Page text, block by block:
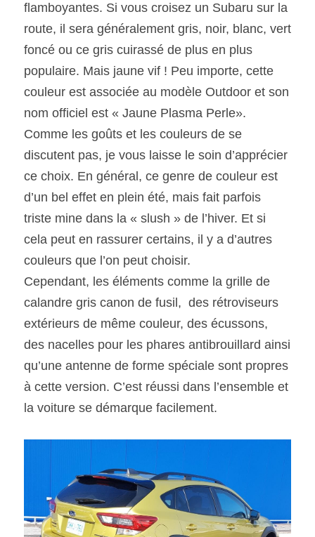
flamboyantes. Si vous croisez un Subaru sur la
route, il sera généralement gris, noir, blanc, vert
foncé ou ce gris cuirassé de plus en plus
populaire. Mais jaune vif ! Peu importe, cette
couleur est associée au modèle Outdoor et son
nom officiel est « Jaune Plasma Perle».
Comme les goûts et les couleurs de se
discutent pas, je vous laisse le soin d’apprécier
ce choix. En général, ce genre de couleur est
d’un bel effet en plein été, mais fait parfois
triste mine dans la « slush » de l’hiver. Et si
cela peut en rassurer certains, il y a d’autres
couleurs que l’on peut choisir.
Cependant, les éléments comme la grille de
calandre gris canon de fusil,  des rétroviseurs
extérieurs de même couleur, des écussons,
des nacelles pour les phares antibrouillard ainsi
qu’une antenne de forme spéciale sont propres
à cette version. C’est réussi dans l’ensemble et
la voiture se démarque facilement.